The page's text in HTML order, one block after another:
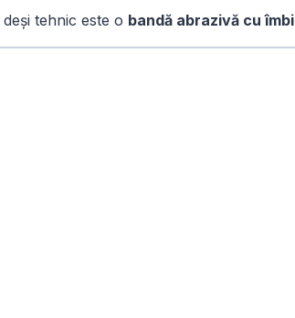
deși tehnic este o bandă abrazivă cu